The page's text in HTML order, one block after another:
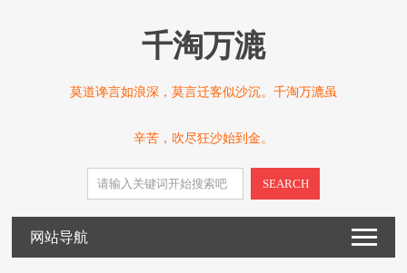
千淘万漉
莫道谗言如浪深，莫言迁客似沙沉。千淘万漉虽
辛苦，吹尽狂沙始到金。
SEARCH
网站导航